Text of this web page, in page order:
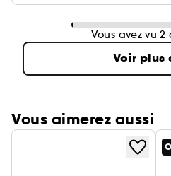
Vous avez vu 2
Voir plus
Vous aimerez aussi